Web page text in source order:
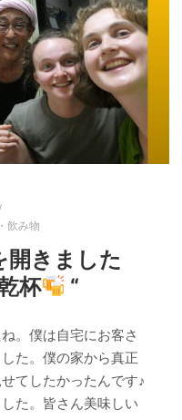
飲み物
開きました
杯
“
。僕は自宅にお客さ
た。僕の家から真正
てしたかったんです♪
た。皆さん美味しい